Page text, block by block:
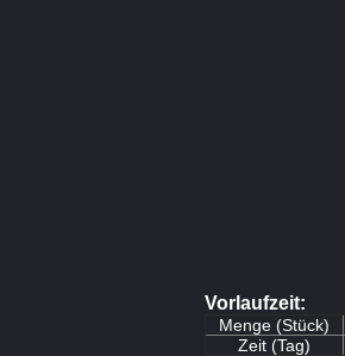
Vorlaufzeit:
Menge (Stück)
Zeit (Tag)